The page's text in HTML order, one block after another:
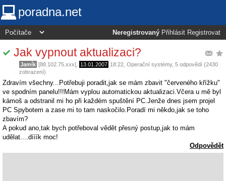
poradna.net
Neregistrovaný Přihlásit Registrovat
Jak vypnout aktualizaci?
Jamík [88.102.75.xxx], 13.01.2007 18:22 Operační systémy, 5 odpovědí (2430
zobrazení)
Zdravím všechny...Potřebuji poradit,jak se mám zbavit "červeného křížku"
ve spodním panelu!!!Mám vyplou automatickou aktualizaci.Včera u mě byl
kámoš a odstranil mi ho při každém spuštění PC.Jenže dnes jsem projel
PC Spybotem a zase mi to tam naskočilo.Poradí mi někdo,jak se toho
zbavím?
A pokud ano,tak bych potřeboval vědět přesný postup,jak to mám
udělat....dííík moc!
Odpovědět